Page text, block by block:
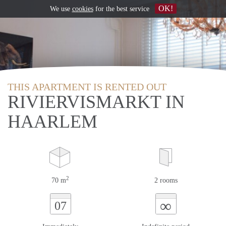
THIS APARTMENT IS RENTED OUT
RIVIERVISMARKT IN
HAARLEM
70 m2 2 rooms
07 ∞
We use cookiesfor the best service OK!